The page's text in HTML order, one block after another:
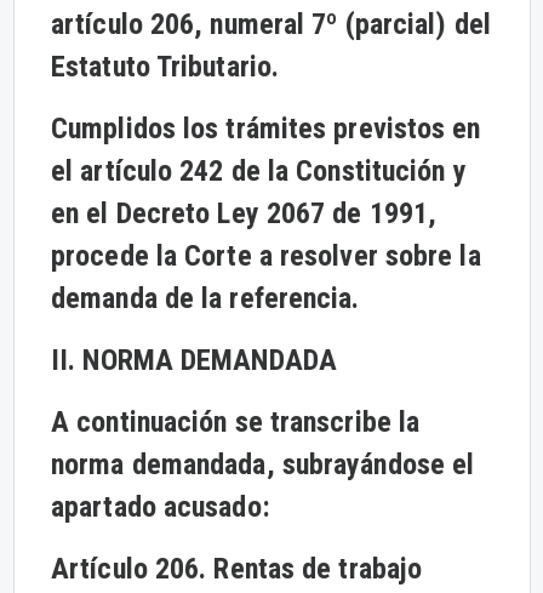
artículo 206, numeral 7º (parcial) del
Estatuto Tributario.
Cumplidos los trámites previstos en
el artículo 242 de la Constitución y
en el Decreto Ley 2067 de 1991,
procede la Corte a resolver sobre la
demanda de la referencia.
II. NORMA DEMANDADA
A continuación se transcribe la
norma demandada, subrayándose el
apartado acusado:
Artículo 206. Rentas de trabajo